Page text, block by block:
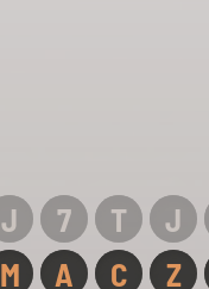
J 7 T J
M A C Z